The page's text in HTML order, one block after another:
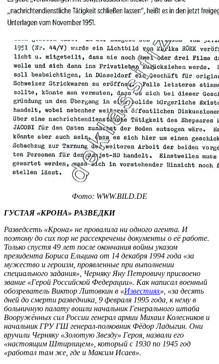
Фото: WWW.BILD.DE
ГУСТАЯ «КРОНА» РАЗВЕДКИ
Разведсеть «Крона» не провалила ни одного агента. И
поэтому до сих пор не рассекречены документы о её работе.
Только спустя 49 лет после окончания войны указом
президента Бориса Ельцина от 14 декабря 1994 года «за
мужество и героизм, проявленные при выполнении
специального задания», Черняку Яну Петровичу присвоено
звание «Герой Российской Федерации». Как написал военный
обозреватель Виктор Литовкин в «Известиях», «за десять
дней до смерти разведчика, 9 февраля 1995 года, к нему в
больничную палату вошли начальник Генерального штаба
Вооружённых сил России генерал армии Михаил Колесников и
начальник ГРУ ГШ генерал-полковник Фёдор Ладыгин. Они
вручили Черняку «Золотую Звезду» Героя, назвали его
«настоящим Штирлицем», который с 1930 по 1945 год
«работал там же, где и Максим Исаев».